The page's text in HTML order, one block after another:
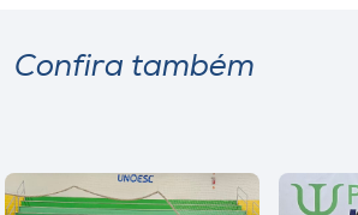
Confira também